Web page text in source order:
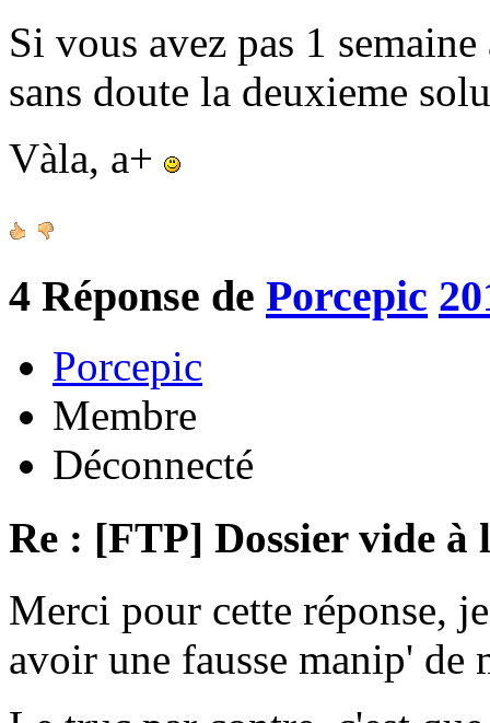
Si vous avez pas 1
sans doute la deuxieme
Vàla, a+
4 Réponse de Porcepic
Porcepic
Membre
Déconnecté
Re : [FTP] Dossier vide à
Merci pour cette réponse,
avoir une fausse manip'